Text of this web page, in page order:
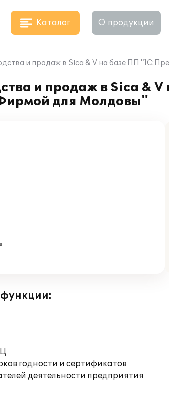
Каталог О продукции
и продаж в Sica & V на базе ПП
и продаж в Sica &
для Молдовы"
годности и сертификатов
деятельности предприятия